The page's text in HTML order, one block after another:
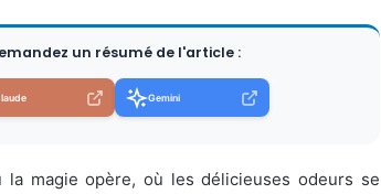
un résumé de l'article :
Gemini
magie opère, où les délicieuses odeurs se